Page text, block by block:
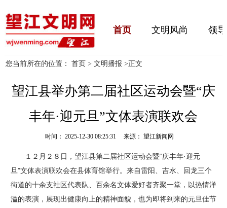
首页 文明风尚 领
您当前所在的位置： 首页 > 文明播报 >正文
望江县举办第二届社区运动会暨“庆
丰年·迎元旦”文体表演联欢会
时间： 2025-12-30 08:25:31 来源： 望江新闻网
１２月２８日，望江县第二届社区运动会暨“庆丰年·迎元
旦”文体表演联欢会在县体育馆举行。来自雷阳、吉水、回龙三个
街道的十余支社区代表队、百余名文体爱好者齐聚一堂，以热情洋
溢的表演，展现出健康向上的精神面貌，也为即将到来的元旦佳节